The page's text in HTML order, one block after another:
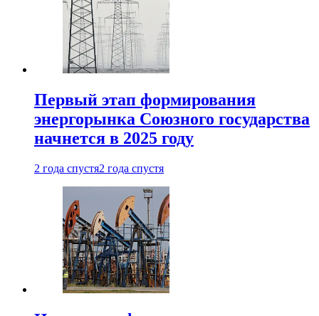
Первый этап формирования
энергорынка Союзного государства
начнется в 2025 году
2 года спустя2 года спустя